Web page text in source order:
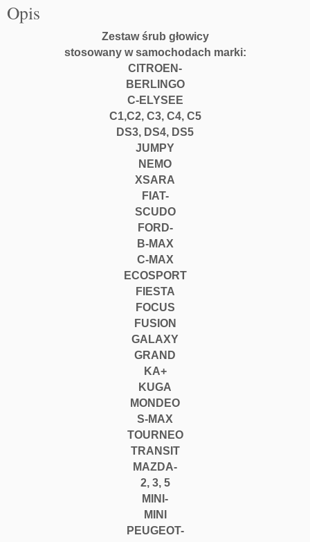
Opis
Zestaw śrub głowicy
stosowany w samochodach marki:
CITROEN-
BERLINGO
C-ELYSEE
C1,C2, C3, C4, C5
DS3, DS4, DS5
JUMPY
NEMO
XSARA
FIAT-
SCUDO
FORD-
B-MAX
C-MAX
ECOSPORT
FIESTA
FOCUS
FUSION
GALAXY
GRAND
KA+
KUGA
MONDEO
S-MAX
TOURNEO
TRANSIT
MAZDA-
2, 3, 5
MINI-
MINI
PEUGEOT-